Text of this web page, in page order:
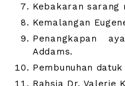
Kebakaran sarang
Kemalangan
Penangkapan
Addams.
Pembunuhan
Rahsia Dr. Valerie